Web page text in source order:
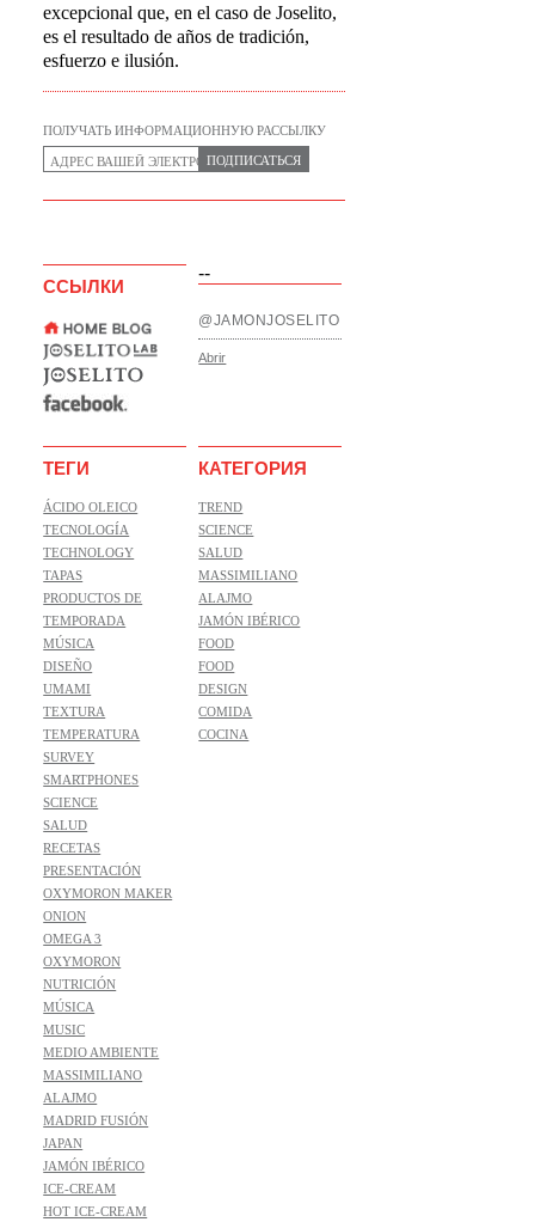
excepcional que, en el caso de Joselito,
es el resultado de años de tradición,
esfuerzo e ilusión.
ПОЛУЧАТЬ ИНФОРМАЦИОННУЮ РАССЫЛКУ
ПОДПИСАТЬСЯ
--
ССЫЛКИ
@JAMONJOSELITO
Abrir
ТЕГИ
ÁCIDO OLEICO
TECNOLOGÍA
TECHNOLOGY
TAPAS
PRODUCTOS DE
TEMPORADA
MÚSICA
DISEÑO
UMAMI
TEXTURA
TEMPERATURA
SURVEY
SMARTPHONES
SCIENCE
SALUD
RECETAS
PRESENTACIÓN
OXYMORON MAKER
ONION
OMEGA 3
OXYMORON
NUTRICIÓN
MÚSICA
MUSIC
MEDIO AMBIENTE
MASSIMILIANO
ALAJMO
MADRID FUSIÓN
JAPAN
JAMÓN IBÉRICO
ICE-CREAM
HOT ICE-CREAM
КАТЕГОРИЯ
TREND
SCIENCE
SALUD
MASSIMILIANO
ALAJMO
JAMÓN IBÉRICO
FOOD
FOOD
DESIGN
COMIDA
COCINA